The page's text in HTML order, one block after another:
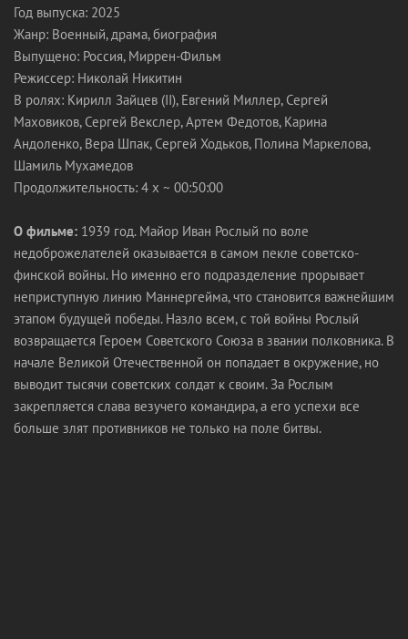
Год выпуска: 2025
Жанр: Военный, драма, биография
Выпущено: Россия, Миррен-Фильм
Режиссер: Николай Никитин
В ролях: Кирилл Зайцев (II), Евгений Миллер, Сергей
Маховиков, Сергей Векслер, Артем Федотов, Карина
Андоленко, Вера Шпак, Сергей Ходьков, Полина Маркелова,
Шамиль Мухамедов
Продолжительность: 4 х ~ 00:50:00
О фильме: 1939 год. Майор Иван Рослый по воле
недоброжелателей оказывается в самом пекле советско-
финской войны. Но именно его подразделение прорывает
неприступную линию Маннергейма, что становится важнейшим
этапом будущей победы. Назло всем, с той войны Рослый
возвращается Героем Советского Союза в звании полковника. В
начале Великой Отечественной он попадает в окружение, но
выводит тысячи советских солдат к своим. За Рослым
закрепляется слава везучего командира, а его успехи все
больше злят противников не только на поле битвы.